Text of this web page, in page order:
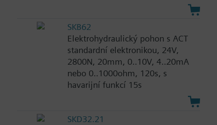
SKB62
Elektrohydraulický pohon s ACT
standardní elektronikou, 24V,
2800N, 20mm, 0..10V, 4..20mA
nebo 0..1000ohm, 120s, s
havarijní funkcí 15s
SKD32.21